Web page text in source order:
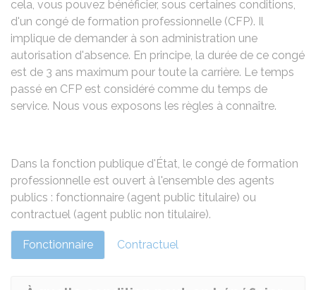
cela, vous pouvez bénéficier, sous certaines conditions,
d'un congé de formation professionnelle (CFP). Il
implique de demander à son administration une
autorisation d'absence. En principe, la durée de ce congé
est de 3 ans maximum pour toute la carrière. Le temps
passé en CFP est considéré comme du temps de
service. Nous vous exposons les règles à connaître.
Dans la fonction publique d'État, le congé de formation
professionnelle est ouvert à l'ensemble des agents
publics : fonctionnaire (agent public titulaire) ou
contractuel (agent public non titulaire).
Fonctionnaire Contractuel